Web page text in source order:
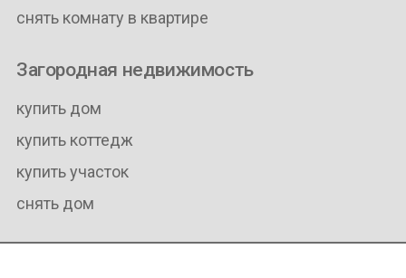
снять комнату в квартире
Загородная недвижимость
купить дом
купить коттедж
купить участок
снять дом